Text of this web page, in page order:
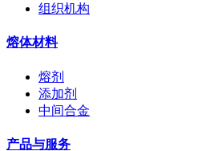
组织机构
熔体材料
熔剂
添加剂
中间合金
产品与服务